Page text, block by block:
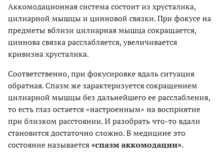
Аккомодационная система состоит из хрусталика,
цилиарной мышцы и цинновой связки. При фокусе на
предметы вблизи цилиарная мышца сокращается,
циннова связка расслабляется, увеличивается
кривизна хрусталика.
Соответственно, при фокусировке вдаль ситуация
обратная. Спазм же характеризуется сокращением
цилиарной мышцы без дальнейшего ее расслабления,
то есть глаз остается «настроенным» на восприятие
при близком расстоянии. И разобрать что-то вдали
становится достаточно сложно. В медицине это
состояние называется«спазм аккомодации».